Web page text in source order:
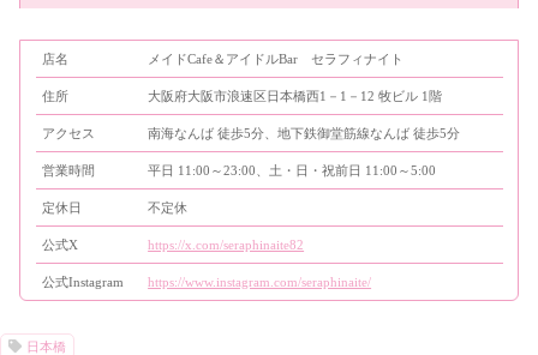
店名 メイドCafe＆アイドルBar セラフィナイト
住所 大阪府大阪市浪速区日本橋西1－1－12 牧ビル 1階
アクセス 南海なんば 徒歩5分、地下鉄御堂筋線なんば 徒歩5分
営業時間 平日 11:00～23:00、土・日・祝前日 11:00～5:00
定休日 不定休
公式X https://x.com/seraphinaite82
公式Instagram https://www.instagram.com/seraphinaite/
日本橋